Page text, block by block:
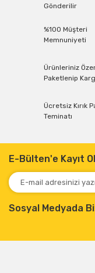
Gönderilir
%100 Müşteri
Memnuniyeti
Ürünleriniz
Paketlenip
Ücretsiz Kırık
Teminatı
E-Bülten'e Kayıt
Sosyal Medyada